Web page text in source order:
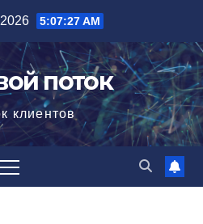
5:07:28 AM
поток
клиентов